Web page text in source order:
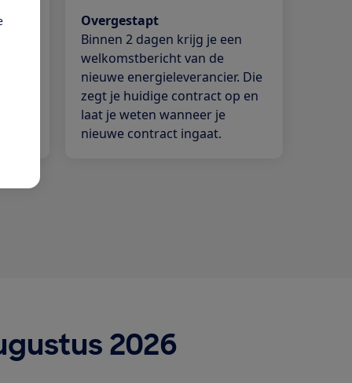
Overgestapt
Binnen 2 dagen krijg je een
welkomstbericht van de
nieuwe energieleverancier. Die
zegt je huidige contract op en
laat je weten wanneer je
nieuwe contract ingaat.
2026